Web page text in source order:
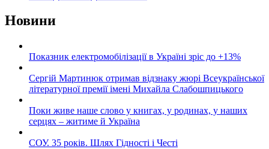
Новини
Показник електромобілізації в Україні зріс до +13%
Сергій Мартинюк отримав відзнаку жюрі Всеукраїнської
літературної премії імені Михайла Слабошпицького
Поки живе наше слово у книгах, у родинах, у наших
серцях – житиме й Україна
СОУ. 35 років. Шлях Гідності і Честі